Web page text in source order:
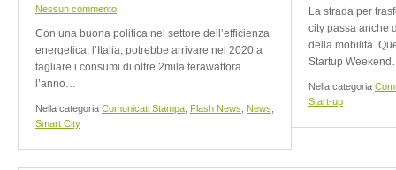
Nessun commento
Con una buona politica nel settore dell’efficienza
energetica, l’Italia, potrebbe arrivare nel 2020 a
tagliare i consumi di oltre 2mila terawattora
l’anno…
Nella categoria Comunicati Stampa Flash News News
Smart City
La strada per
city passa anche
della mobilità.
Startup
Nella categoria
Start-up